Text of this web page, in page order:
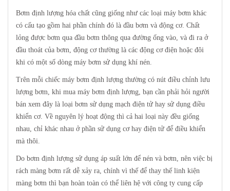
Bơm định lượng hóa chất cũng giống như các loại máy bơm khác
có cấu tạo gồm hai phần chính đó là đầu bơm và động cơ. Chất
lỏng được bơm qua đầu bơm thông qua đường ống vào, và đi ra ở
đầu thoát của bơm, động cơ thường là các động cơ điện hoặc đôi
khi có một số dòng máy bơm sử dụng khí nén.
Trên mỗi chiếc máy bơm định lượng thường có nút điều chỉnh lưu
lượng bơm, khi mua máy bơm định lượng, bạn cần phải hỏi người
bán xem đây là loại bơm sử dụng mạch điện tử hay sử dụng điều
khiển cơ. Về nguyên lý hoạt động thì cả hai loại này đều giống
nhau, chỉ khác nhau ở phần sử dụng cơ hay điện tử để điều khiển
mà thôi.
Do bơm định lượng sử dụng áp suất lớn để nén và bơm, nên việc bị
rách màng bơm rất dễ xảy ra, chính vì thế để thay thế linh kiện
màng bơm thì bạn hoàn toàn có thể liên hệ với công ty cung cấp